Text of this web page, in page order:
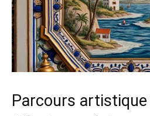
Parcours artistique